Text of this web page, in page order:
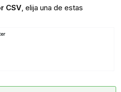
CSV, elija una de estas